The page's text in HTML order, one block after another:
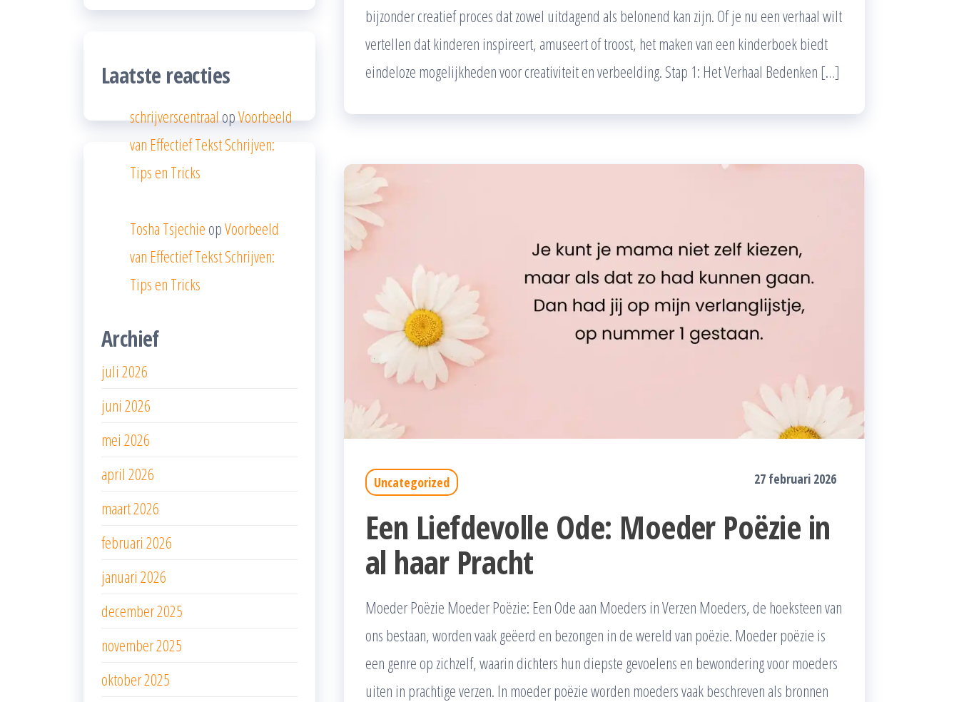
bijzonder creatief proces dat zowel uitdagend als belonend kan zijn. Of je nu een verhaal wilt
vertellen dat kinderen inspireert, amuseert of troost, het maken van een kinderboek biedt
eindeloze mogelijkheden voor creativiteit en verbeelding. Stap 1: Het Verhaal Bedenken […]
Uncategorized 27 februari 2026
Een Liefdevolle Ode: Moeder Poëzie in
al haar Pracht
Moeder Poëzie Moeder Poëzie: Een Ode aan Moeders in Verzen Moeders, de hoeksteen van
ons bestaan, worden vaak geëerd en bezongen in de wereld van poëzie. Moeder poëzie is
een genre op zichzelf, waarin dichters hun diepste gevoelens en bewondering voor moeders
uiten in prachtige verzen. In moeder poëzie worden moeders vaak beschreven als bronnen
Laatste reacties
schrijverscentraalopVoorbeeld
van Effectief Tekst Schrijven:
Tips en Tricks
Tosha Tsjechie opVoorbeeld
van Effectief Tekst Schrijven:
Tips en Tricks
Archief
juli 2026
juni 2026
mei 2026
april 2026
maart 2026
februari 2026
januari 2026
december 2025
november 2025
oktober 2025